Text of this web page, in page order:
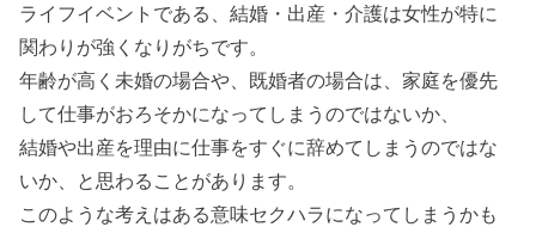
ライフイベントである、結婚・出産・介護は女性が特に
関わりが強くなりがちです。
年齢が高く未婚の場合や、既婚者の場合は、家庭を優先
して仕事がおろそかになってしまうのではないか、
結婚や出産を理由に仕事をすぐに辞めてしまうのではな
いか、と思わることがあります。
このような考えはある意味セクハラになってしまうかも